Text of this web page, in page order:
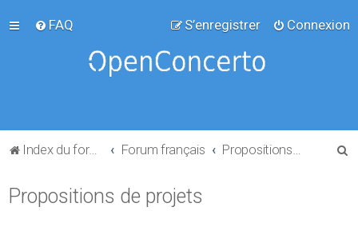
FAQ Connexion
S’enregistrer
Index du forum Forum français
Propositions de projets